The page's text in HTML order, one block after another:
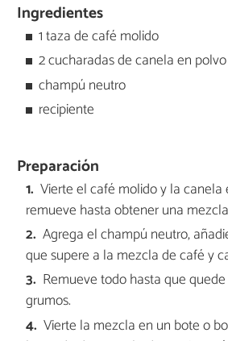
Ingredientes
1 taza de café molido
2 cucharadas de canela en polvo
champú neutro
recipiente
Preparación
Vierte el café molido y la
remueve hasta obtener una
Agrega el champú neutro,
que supere a la mezcla de café y
Remueve todo hasta que
grumos.
Vierte la mezcla en un bote o